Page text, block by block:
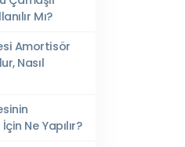
Mı?
Amortisör
Nasıl
Ne Yapılır?